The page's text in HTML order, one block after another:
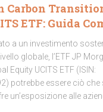
Carbon
ETF: Guida
a un investimento
globale, l’ETF JP
Equity UCITS ETF (ISIN:
potrebbe essere ciò che
un’esposizione alle